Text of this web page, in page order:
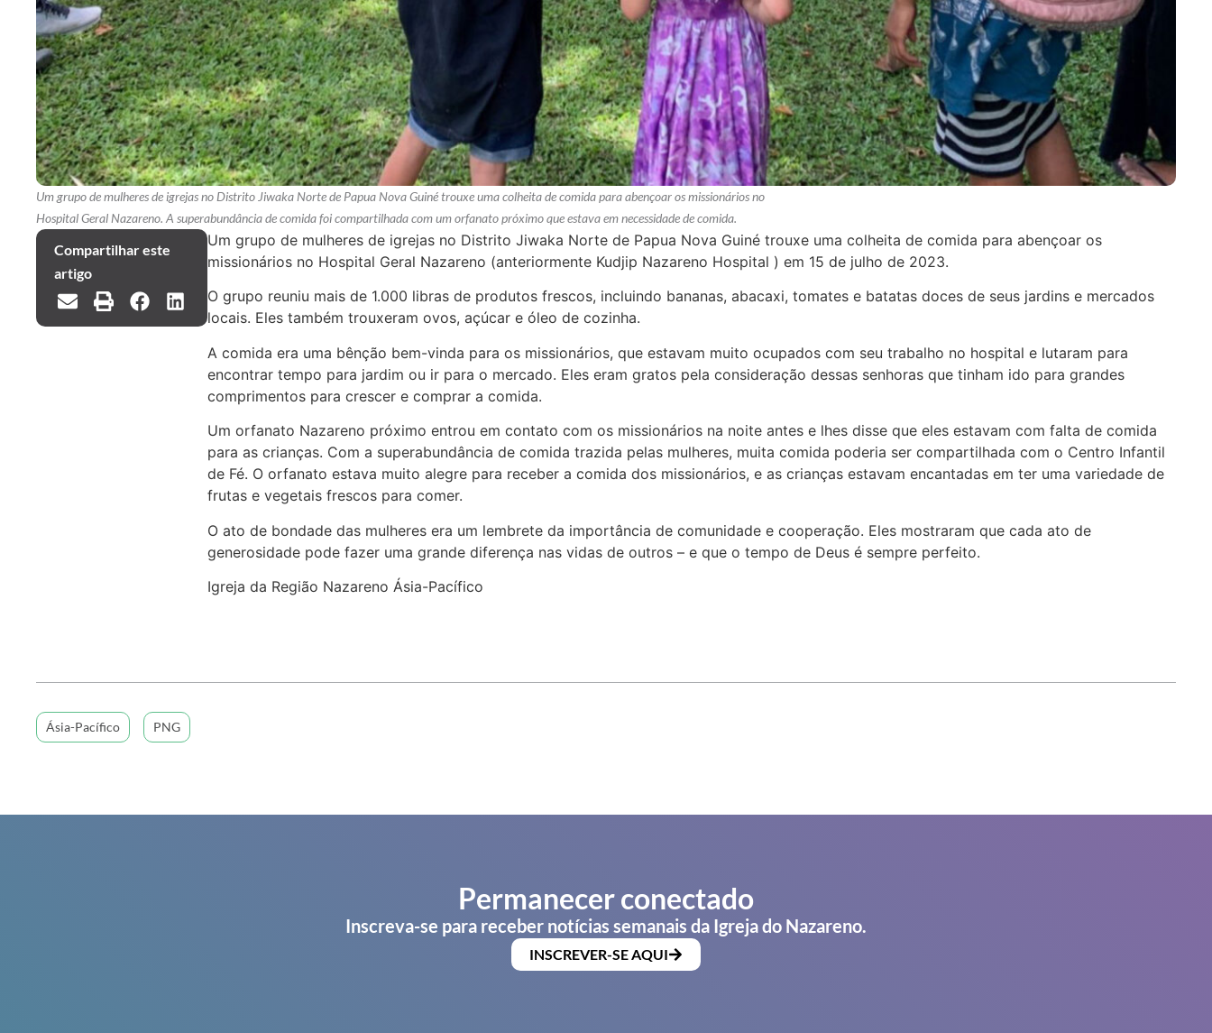
Um grupo de mulheres de igrejas no Distrito Jiwaka Norte de Papua Nova Guiné trouxe uma colheita de comida para abençoar os missionários no
Hospital Geral Nazareno. A superabundância de comida foi compartilhada com um orfanato próximo que estava em necessidade de comida.
Compartilhar este
artigo
Um grupo de mulheres de igrejas no Distrito Jiwaka Norte de Papua Nova Guiné trouxe uma colheita de comida para abençoar os
missionários no Hospital Geral Nazareno (anteriormente Kudjip Nazareno Hospital ) em 15 de julho de 2023.
O grupo reuniu mais de 1.000 libras de produtos frescos, incluindo bananas, abacaxi, tomates e batatas doces de seus jardins e mercados
locais. Eles também trouxeram ovos, açúcar e óleo de cozinha.
A comida era uma bênção bem-vinda para os missionários, que estavam muito ocupados com seu trabalho no hospital e lutaram para
encontrar tempo para jardim ou ir para o mercado. Eles eram gratos pela consideração dessas senhoras que tinham ido para grandes
comprimentos para crescer e comprar a comida.
Um orfanato Nazareno próximo entrou em contato com os missionários na noite antes e lhes disse que eles estavam com falta de comida
para as crianças. Com a superabundância de comida trazida pelas mulheres, muita comida poderia ser compartilhada com o Centro Infantil
de Fé. O orfanato estava muito alegre para receber a comida dos missionários, e as crianças estavam encantadas em ter uma variedade de
frutas e vegetais frescos para comer.
O ato de bondade das mulheres era um lembrete da importância de comunidade e cooperação. Eles mostraram que cada ato de
generosidade pode fazer uma grande diferença nas vidas de outros – e que o tempo de Deus é sempre perfeito.
Igreja da Região Nazareno Ásia-Pacífico
Ásia-Pacífico PNG
Permanecer conectado
Inscreva-se para receber notícias semanais da Igreja do Nazareno.
INSCREVER-SE AQUI